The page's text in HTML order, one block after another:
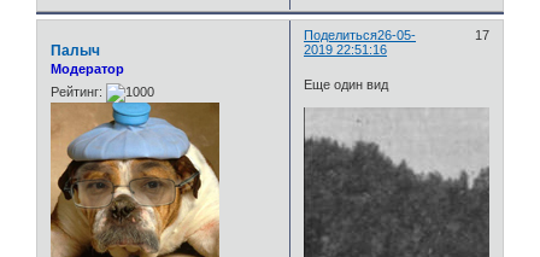
Поделиться 17
26-05-
2019 22:51:16
Палыч
Модератор
Рейтинг:
Еще один вид